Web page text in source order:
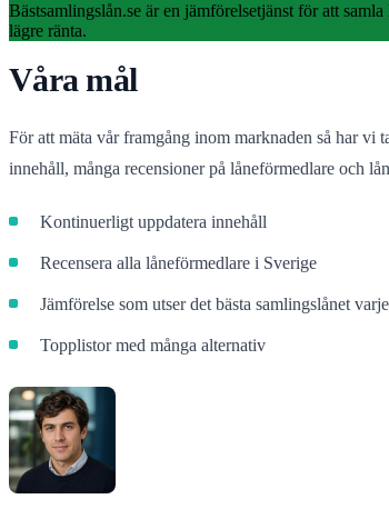
Bästsamlingslån.se är en jämförelsetjänst för att
lägre ränta.
Våra mål
För att mäta vår framgång inom marknaden så har vi
innehåll, många recensioner på låneförmedlare och
Kontinuerligt uppdatera innehåll
Recensera alla låneförmedlare i Sverige
Jämförelse som utser det bästa samlingslånet
Topplistor med många alternativ